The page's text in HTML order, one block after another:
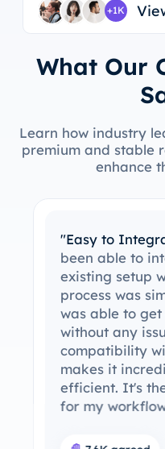
+1K
What Our
Learn how industry
premium and stable
enhance
"Easy to
been able to
existing setup
process was
was able to get
without any
compatibility
makes it
efficient. It's the
for my workflow.